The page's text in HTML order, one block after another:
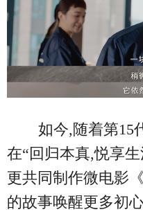
如今,随着第15
在“回归本真,悦享
更共同制作微电影
的故事唤醒更多初